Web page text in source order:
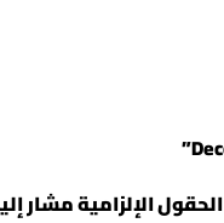
الحقول الإلزامية مشار